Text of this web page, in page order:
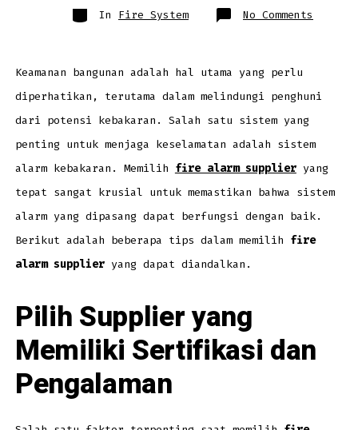
Categories
In Fire System No Comments
Tips
Anda
Keamanan bangunan adalah hal utama yang perlu
diperhatikan, terutama dalam melindungi penghuni
dari potensi kebakaran. Salah satu sistem yang
penting untuk menjaga keselamatan adalah sistem
alarm kebakaran. Memilih fire alarm supplieryang
tepat sangat krusial untuk memastikan bahwa sistem
alarm yang dipasang dapat berfungsi dengan baik.
Berikut adalah beberapa tips dalam memilih fire
alarm supplieryang dapat diandalkan.
Pilih Supplier yang
Memiliki Sertifikasi dan
Pengalaman